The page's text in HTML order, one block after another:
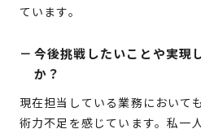
ています。
－ 今後挑戦したいことや実現
か？
現在担当している業務において
術力不足を感じています。私一